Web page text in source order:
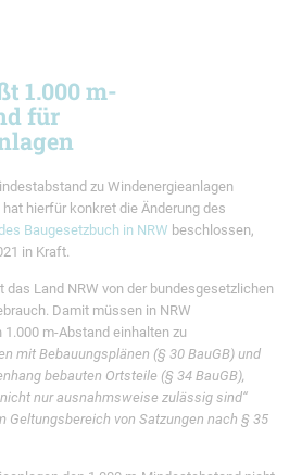
1.000 m-
für
zu Windenergieanlagen
hierfür konkret die Änderung des
Baugesetzbuch in NRW beschlossen,
in Kraft.
das Land NRW von der bundesgesetzlichen
Damit müssen in NRW
m-Abstand einhalten zu
mit Bebauungsplänen (§ 30 BauGB) und
bebauten Ortsteile (§ 34 BauGB),
nur ausnahmsweise zulässig sind“
Geltungsbereich von Satzungen nach § 35